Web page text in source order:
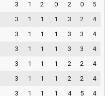
3 1 2 0 2 0
5
3 1 1 1 3 2
4
3 1 1 1 3 3
4
3 1 1 1 3 3
4
3 1 1 1 2 2
4
3 1 1 1 2 2
4
3 1 1 1 4 5
4